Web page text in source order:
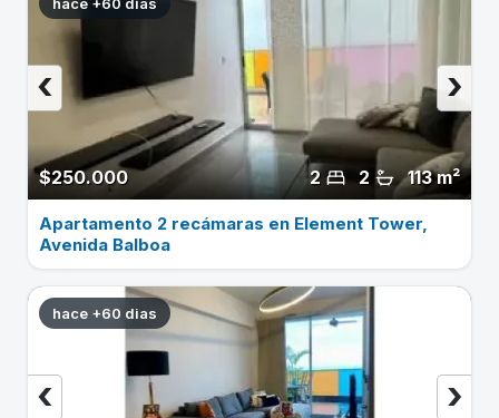
$250.000 113 m²
2
2
›
‹
Apartamento 2 recámaras en Element Tower,
Avenida Balboa
hace +60 dias
›
‹